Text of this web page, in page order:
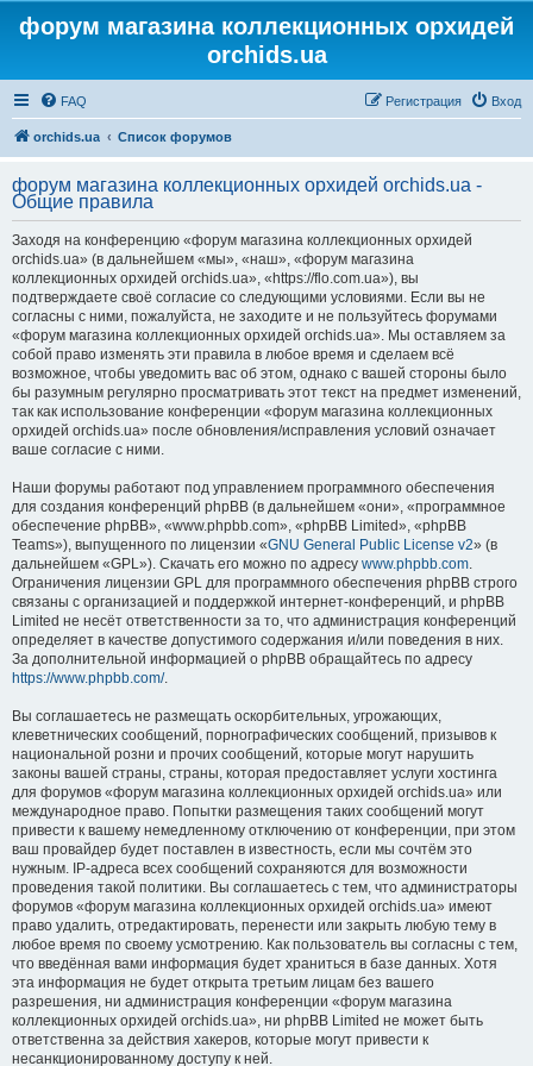
форум магазина коллекционных орхидей
orchids.ua
FAQ Вход
Регистрация
orchids.ua Список форумов
форум магазина коллекционных орхидей orchids.ua -
Общие правила
Заходя на конференцию «форум магазина коллекционных орхидей
orchids.ua» (в дальнейшем «мы», «наш», «форум магазина
коллекционных орхидей orchids.ua», «https://flo.com.ua»), вы
подтверждаете своё согласие со следующими условиями. Если вы не
согласны с ними, пожалуйста, не заходите и не пользуйтесь форумами
«форум магазина коллекционных орхидей orchids.ua». Мы оставляем за
собой право изменять эти правила в любое время и сделаем всё
возможное, чтобы уведомить вас об этом, однако с вашей стороны было
бы разумным регулярно просматривать этот текст на предмет изменений,
так как использование конференции «форум магазина коллекционных
орхидей orchids.ua» после обновления/исправления условий означает
ваше согласие с ними.
Наши форумы работают под управлением программного обеспечения
для создания конференций phpBB (в дальнейшем «они», «программное
обеспечение phpBB», «www.phpbb.com», «phpBB Limited», «phpBB
Teams»), выпущенного по лицензии «GNU General Public License v2» (в
дальнейшем «GPL»). Скачать его можно по адресу www.phpbb.com.
Ограничения лицензии GPL для программного обеспечения phpBB строго
связаны с организацией и поддержкой интернет-конференций, и phpBB
Limited не несёт ответственности за то, что администрация конференций
определяет в качестве допустимого содержания и/или поведения в них.
За дополнительной информацией о phpBB обращайтесь по адресу
https://www.phpbb.com/.
Вы соглашаетесь не размещать оскорбительных, угрожающих,
клеветнических сообщений, порнографических сообщений, призывов к
национальной розни и прочих сообщений, которые могут нарушить
законы вашей страны, страны, которая предоставляет услуги хостинга
для форумов «форум магазина коллекционных орхидей orchids.ua» или
международное право. Попытки размещения таких сообщений могут
привести к вашему немедленному отключению от конференции, при этом
ваш провайдер будет поставлен в известность, если мы сочтём это
нужным. IP-адреса всех сообщений сохраняются для возможности
проведения такой политики. Вы соглашаетесь с тем, что администраторы
форумов «форум магазина коллекционных орхидей orchids.ua» имеют
право удалить, отредактировать, перенести или закрыть любую тему в
любое время по своему усмотрению. Как пользователь вы согласны с тем,
что введённая вами информация будет храниться в базе данных. Хотя
эта информация не будет открыта третьим лицам без вашего
разрешения, ни администрация конференции «форум магазина
коллекционных орхидей orchids.ua», ни phpBB Limited не может быть
ответственна за действия хакеров, которые могут привести к
несанкционированному доступу к ней.